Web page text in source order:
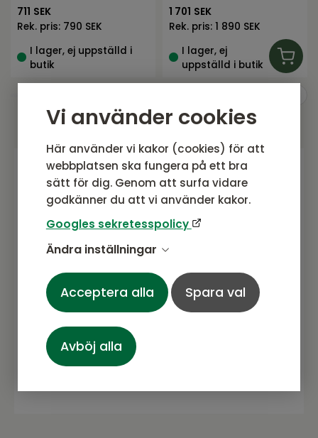
Vi använder cookies
Här använder vi kakor (cookies) för att
webbplatsen ska fungera på ett bra
sätt för dig. Genom att surfa vidare
godkänner du att vi använder kakor.
Googles sekretesspolicy
Ändra inställningar
Acceptera alla Spara val
Avböj alla
711 SEK
Rek. pris: 790 SEK
I lager, ej uppställd i
butik
1 701 SEK
Rek. pris: 1 890 SEK
I lager, ej
uppställd i butik
Gå med i vårt nyhetsbrev
Här kommer vi dela senaste nytt om
produkter, erbjudanden och annat
Prenumerera